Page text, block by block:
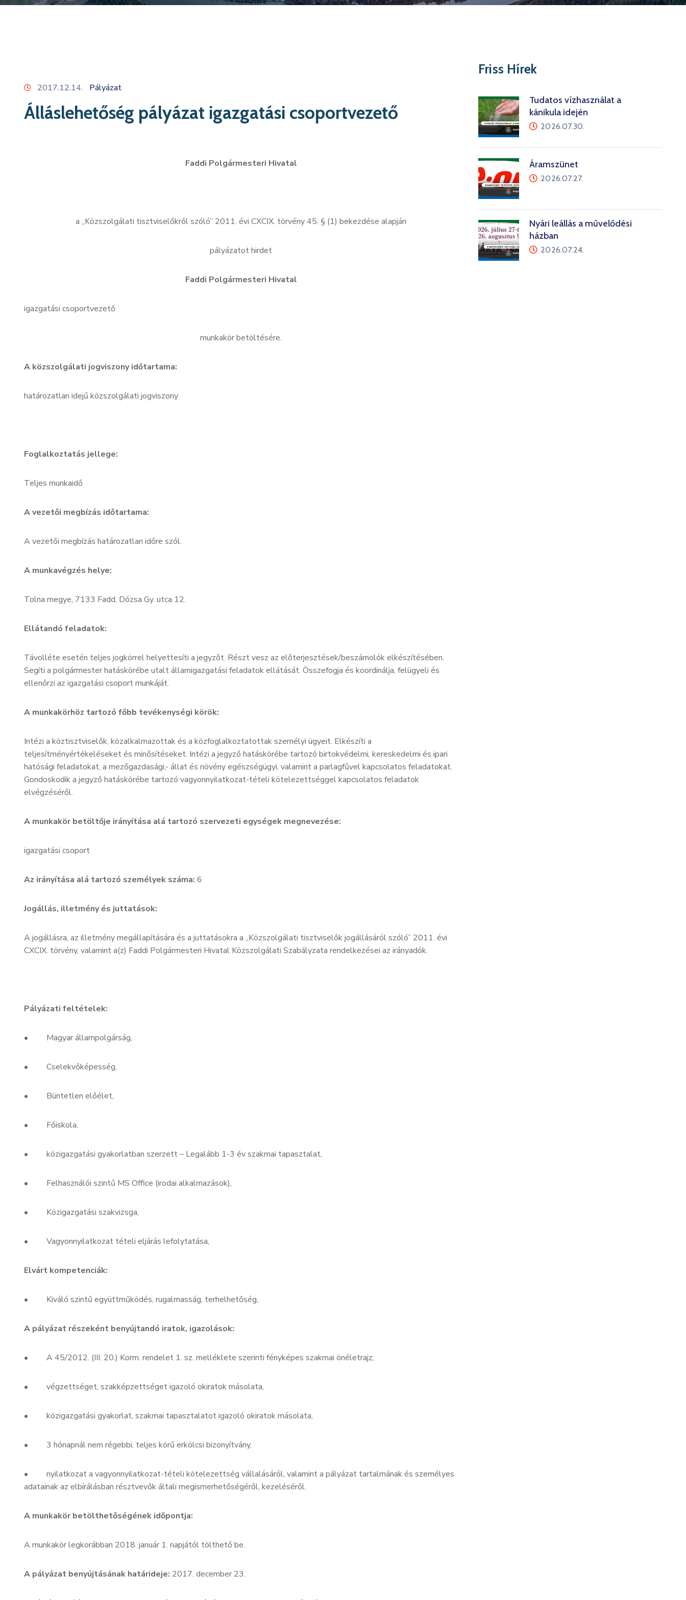
2017.12.14. Pályázat
Álláslehetőség pályázat igazgatási csoportvezető
Faddi Polgármesteri Hivatal
a „Közszolgálati tisztviselőkről szóló” 2011. évi CXCIX. törvény 45. § (1) bekezdése alapján
pályázatot hirdet
Faddi Polgármesteri Hivatal
igazgatási csoportvezető
munkakör betöltésére.
A közszolgálati jogviszony időtartama:
határozatlan idejű közszolgálati jogviszony
Foglalkoztatás jellege:
Teljes munkaidő
A vezetői megbízás időtartama:
A vezetői megbízás határozatlan időre szól.
A munkavégzés helye:
Tolna megye, 7133 Fadd, Dózsa Gy. utca 12.
Ellátandó feladatok:
Távolléte esetén teljes jogkörrel helyettesíti a jegyzőt. Részt vesz az előterjesztések/beszámolók elkészítésében.
Segíti a polgármester hatáskörébe utalt államigazgatási feladatok ellátását. Összefogja és koordinálja, felügyeli és
ellenőrzi az igazgatási csoport munkáját.
A munkakörhöz tartozó főbb tevékenységi körök:
Intézi a köztisztviselők, közalkalmazottak és a közfoglalkoztatottak személyi ügyeit. Elkészíti a
teljesítményértékeléseket és minősítéseket. Intézi a jegyző hatáskörébe tartozó birtokvédelmi, kereskedelmi és ipari
hatósági feladatokat, a mezőgazdasági,- állat és növény egészségügyi, valamint a parlagfűvel kapcsolatos feladatokat.
Gondoskodik a jegyző hatáskörébe tartozó vagyonnyilatkozat-tételi kötelezettséggel kapcsolatos feladatok
elvégzéséről.
A munkakör betöltője irányítása alá tartozó szervezeti egységek megnevezése:
igazgatási csoport
Az irányítása alá tartozó személyek száma: 6
Jogállás, illetmény és juttatások:
A jogállásra, az illetmény megállapítására és a juttatásokra a „Közszolgálati tisztviselők jogállásáról szóló” 2011. évi
CXCIX. törvény, valamint a(z) Faddi Polgármesteri Hivatal Közszolgálati Szabályzata rendelkezései az irányadók.
Pályázati feltételek:
• Magyar állampolgárság,
• Cselekvőképesség,
• Büntetlen előélet,
• Főiskola,
• közigazgatási gyakorlatban szerzett – Legalább 1-3 év szakmai tapasztalat,
• Felhasználói szintű MS Office (irodai alkalmazások),
• Közigazgatási szakvizsga,
• Vagyonnyilatkozat tételi eljárás lefolytatása,
Elvárt kompetenciák:
• Kiváló szintű együttműködés, rugalmasság, terhelhetőség,
A pályázat részeként benyújtandó iratok, igazolások:
• A 45/2012. (III. 20.) Korm. rendelet 1. sz. melléklete szerinti fényképes szakmai önéletrajz,
• végzettséget, szakképzettséget igazoló okiratok másolata,
• közigazgatási gyakorlat, szakmai tapasztalatot igazoló okiratok másolata,
• 3 hónapnál nem régebbi, teljes körű erkölcsi bizonyítvány,
• nyilatkozat a vagyonnyilatkozat-tételi kötelezettség vállalásáról, valamint a pályázat tartalmának és személyes
adatainak az elbírálásban résztvevők általi megismerhetőségéről, kezeléséről.
A munkakör betölthetőségének időpontja:
A munkakör legkorábban 2018. január 1. napjától tölthető be.
A pályázat benyújtásának határideje: 2017. december 23.
Friss Hírek
Tudatos vízhasználat a
kánikula idején
2026.07.30.
Áramszünet
2026.07.27.
Nyári leállás a művelődési
házban
2026.07.24.